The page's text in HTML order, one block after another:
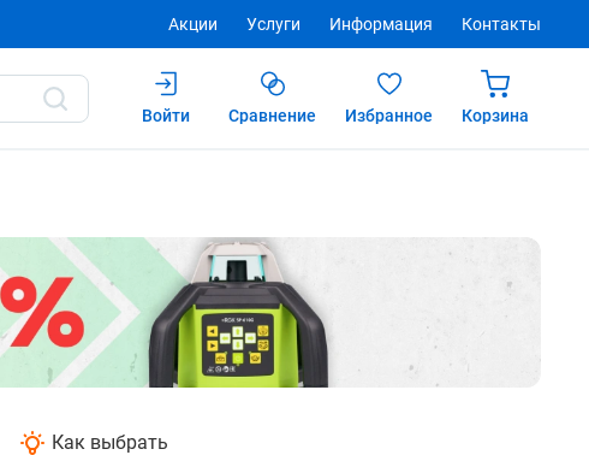
Акции Услуги Информация Контакты
Войти
Сравнение Избранное Корзина
Как выбрать